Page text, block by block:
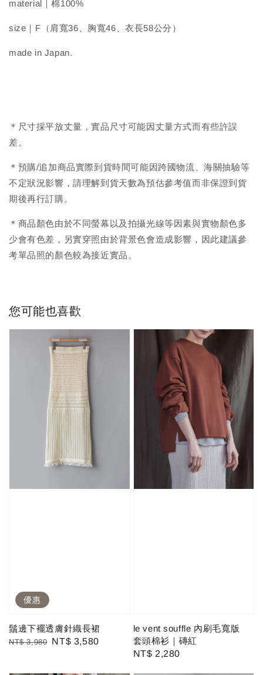
material｜棉100%
size｜F（肩寬36、胸寬46、衣長58公分）
made in Japan.
＊尺寸採平放丈量，實品尺寸可能因丈量方式而有些許誤
差。
＊預購/追加商品實際到貨時間可能因跨國物流、海關抽驗等
不定狀況影響，請理解到貨天數為預估參考值而非保證到貨
期後再行訂購。
＊商品顏色由於不同螢幕以及拍攝光線等因素與實物顏色多
少會有色差，另實穿照由於背景色會造成影響，因此建議參
考單品照的顏色較為接近實品。
您可能也喜歡
優惠
鬚邊下襬透膚針織長裙
Regular
NT$ 3,980 Sale
NT$ 3,580
le vent souffle 內刷毛寬版
套頭棉衫｜磚紅
Regular
NT$ 2,280